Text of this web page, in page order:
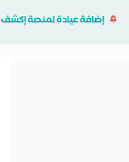
إضافة عيادة لمنصة إكشف